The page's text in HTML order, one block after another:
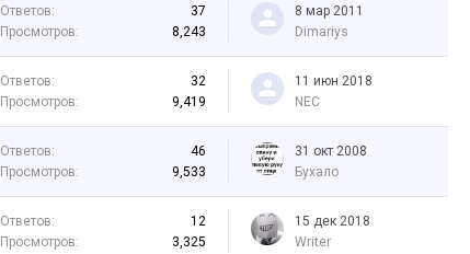
Ответов:
37
Просмотров:
8,243
8 мар 2011
Dimariys
Ответов:
32
Просмотров:
9,419
11 июн 2018
NEC
Ответов:
46
Просмотров:
9,533
31 окт 2008
Бухало
Ответов:
12
Просмотров:
3,325
15 дек 2018
Writer